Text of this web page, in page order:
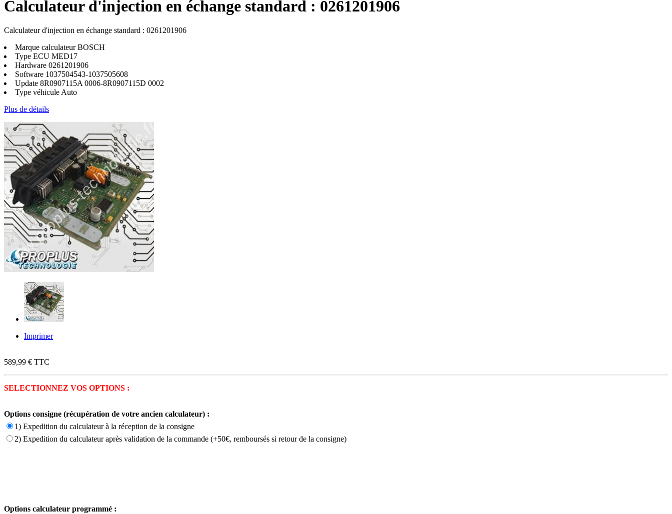
Calculateur d'injection en échange standard : 0261201906
Calculateur d'injection en échange standard : 0261201906
Marque calculateurBOSCH
Type ECU MED17
Hardware 0261201906
Software 1037504543-1037505608
Update 8R0907115A 0006-8R0907115D 0002
Type véhicule Auto
Plus de détails
Imprimer
589,99 € TTC
SELECTIONNEZ VOS OPTIONS :
Options consigne (récupération de votre ancien calculateur) :
1) Expedition du calculateur à la réception de la consigne
2) Expedition du calculateur après validation de la commande (+50€, remboursés si retour de la consigne)
Options calculateur programmé :